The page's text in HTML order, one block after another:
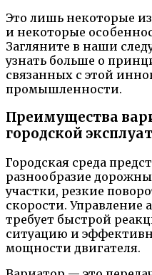
Это лишь некоторые
и некоторые
Загляните в наши
узнать больше о
связанных с этой
промышленности.
Преимущества
городской
Городская среда
разнообразие
участки, резкие
скорости. Управление
требует быстрой
ситуацию и
мощности двигателя.